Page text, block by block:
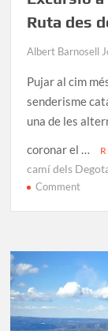
Ruta des
Albert Barnosell
Pujar al cim
senderisme
una de les
coronar el …
camí dels
Commenton
Jeroni
de
Ruta
des